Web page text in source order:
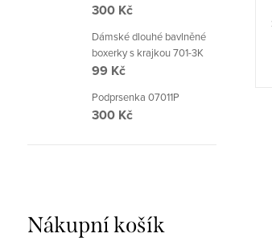
300 Kč
Dámské dlouhé bavlněné
boxerky s krajkou 701-3K
99 Kč
Podprsenka 07011P
300 Kč
Nákupní košík
De Lafense.